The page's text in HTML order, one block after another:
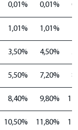
0,01% 0,01%
1,01% 1,01%
3,50% 4,50%
5,50% 7,20%
8,40% 9,80%
10,50% 11,80%